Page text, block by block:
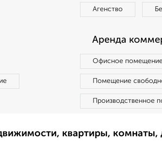
Агенство
Аренда
Офисное помещение
Помещение
Производственное
квартиры,